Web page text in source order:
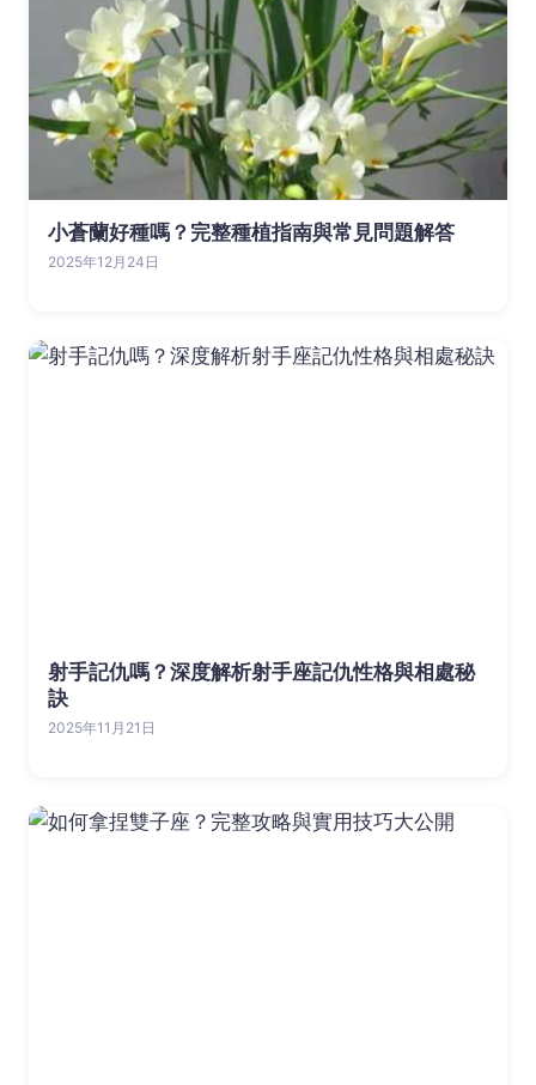
小蒼蘭好種嗎？完整種植指南與常見問題解答
2025年12月24日
射手記仇嗎？深度解析射手座記仇性格與相處秘
訣
2025年11月21日